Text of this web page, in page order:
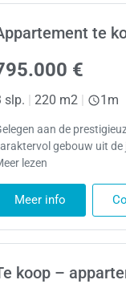
te
€
slp. | 220 m2 | 1m
aan de
gebouw uit
lezen
Meer info
koop –